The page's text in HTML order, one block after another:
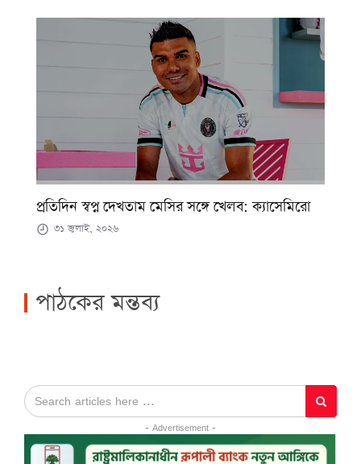
প্রতিদিন স্বপ্ন দেখতাম মেসির সঙ্গে খেলব: ক্যাসেমিরো
৩১ জুলাই, ২০২৬
পাঠকের মন্তব্য
- Advertisement -